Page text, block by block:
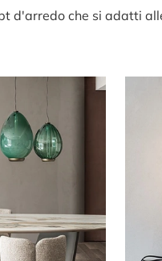
d'arredo che si adatti